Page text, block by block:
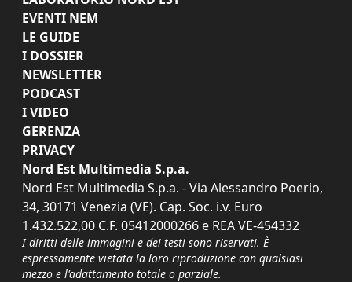
EVENTI NEM
LE GUIDE
I DOSSIER
NEWSLETTER
PODCAST
I VIDEO
GERENZA
PRIVACY
Nord Est Multimedia S.p.a.
Nord Est Multimedia S.p.a. - Via Alessandro Poerio,
34, 30171 Venezia (VE). Cap. Soc. i.v. Euro
1.432.522,00 C.F. 05412000266 e REA VE-454332
I diritti delle immagini e dei testi sono riservati. È
espressamente vietata la loro riproduzione con qualsiasi
mezzo e l'adattamento totale o parziale.